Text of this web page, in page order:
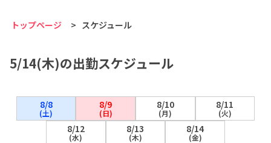
トップページ > スケジュール
5/14(木)の出勤スケジュール
8/8
(土)
8/9
(日)
8/10
(月)
8/11
(火)
8/12
(水)
8/13
(木)
8/14
(金)